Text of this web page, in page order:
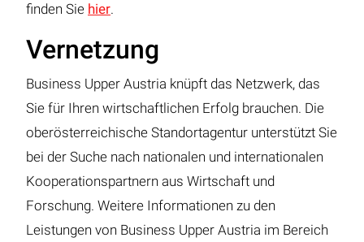
finden Sie hier.
Vernetzung
Business Upper Austria knüpft das Netzwerk, das
Sie für Ihren wirtschaftlichen Erfolg brauchen. Die
oberösterreichische Standortagentur unterstützt Sie
bei der Suche nach nationalen und internationalen
Kooperationspartnern aus Wirtschaft und
Forschung. Weitere Informationen zu den
Leistungen von Business Upper Austria im Bereich